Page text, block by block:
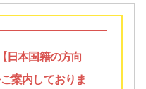
日本国籍の方向
案内しておりま